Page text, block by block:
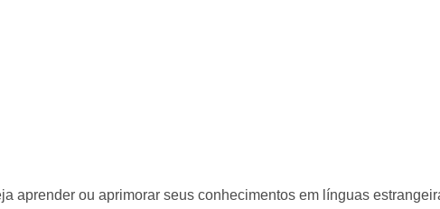
aprender ou aprimorar seus conhecimentos em línguas